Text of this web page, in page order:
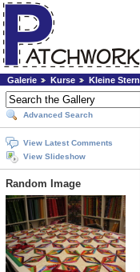
Galerie Kurse Kleine
Advanced Search
View Latest Comments
View Slideshow
Random Image